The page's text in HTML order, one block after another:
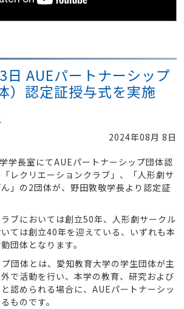
AUEパートナーシップ
）認定証授与式を実施
2024年08月 8日
学長室にてAUEパートナーシップ団体認
レクリエーションクラブ」、「人形劇サ
」の2団体が、野田敦敬学長より認定証
ブにおいては創立50年、人形劇サークル
ては創立40年を迎えている、いずれも本
団体となります。
団体とは、愛知教育大学の学生団体が主
で活動を行い、本学の教育、研究および
認められる場合に、AUEパートナーシッ
ものです。